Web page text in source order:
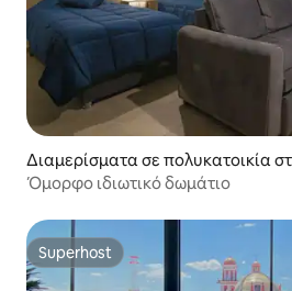
Διαμερίσματα σε πολυκατοικία
uebla
Όμορφο ιδιωτικό δωμάτιο
Superhost
Superhost